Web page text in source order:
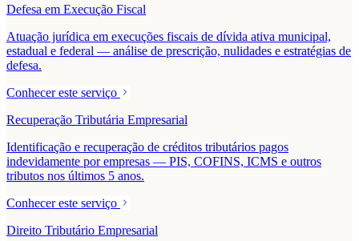
Defesa em Execução Fiscal
Atuação jurídica em execuções fiscais de dívida ativa municipal,
estadual e federal — análise de prescrição, nulidades e estratégias de
defesa.
Conhecer este serviço
Recuperação Tributária Empresarial
Identificação e recuperação de créditos tributários pagos
indevidamente por empresas — PIS, COFINS, ICMS e outros
tributos nos últimos 5 anos.
Conhecer este serviço
Direito Tributário Empresarial